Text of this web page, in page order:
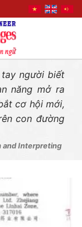
người biết
năng mở ra
cơ hội mới,
con đường
and Interpreting